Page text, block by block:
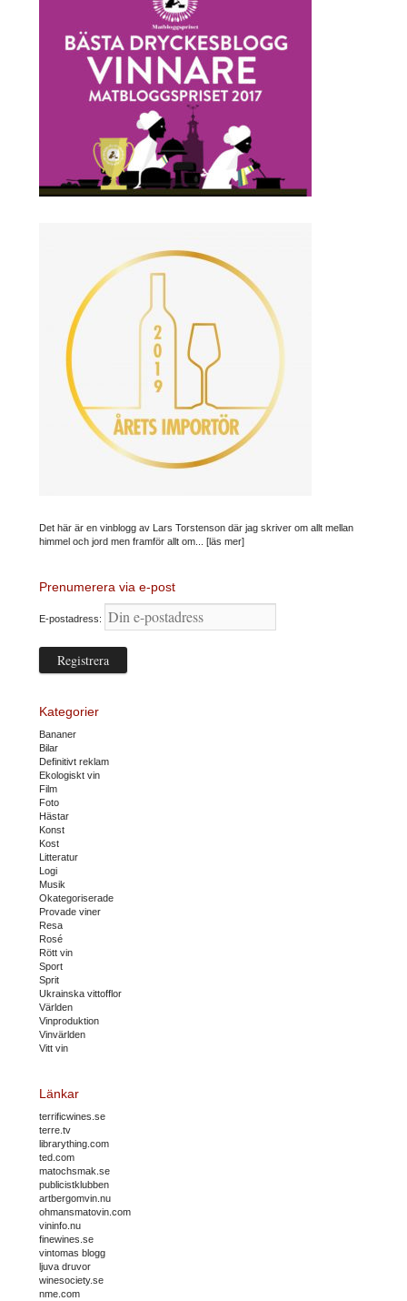
Det här är en vinblogg av Lars Torstenson där jag skriver om allt mellan
himmel och jord men framför allt om... [läs mer]
Prenumerera via e-post
E-postadress:
Kategorier
Bananer
Bilar
Definitivt reklam
Ekologiskt vin
Film
Foto
Hästar
Konst
Kost
Litteratur
Logi
Musik
Okategoriserade
Provade viner
Resa
Rosé
Rött vin
Sport
Sprit
Ukrainska vittofflor
Världen
Vinproduktion
Vinvärlden
Vitt vin
Länkar
terrificwines.se
terre.tv
librarything.com
ted.com
matochsmak.se
publicistklubben
artbergomvin.nu
ohmansmatovin.com
vininfo.nu
finewines.se
vintomas blogg
ljuva druvor
winesociety.se
nme.com